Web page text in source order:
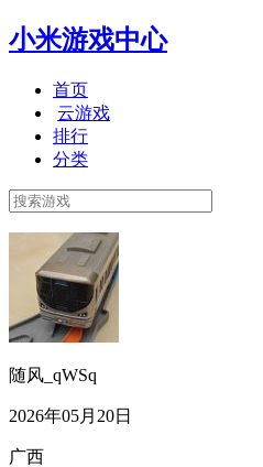
小米游戏中心
首页
云游戏
排行
分类
随风_qWSq
2026年05月20日
广西